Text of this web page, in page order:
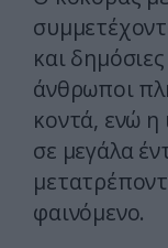
και
άνθρωποι
κοντά, ενώ η
σε μεγάλα
φαινόμενο.